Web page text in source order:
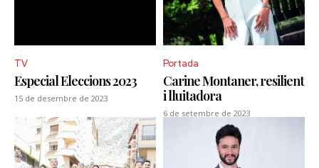
TV
Especial Eleccions 2023
15 de desembre de 2023
Portada
Carine Montaner, resilient
i lluitadora
6 de setembre de 2023